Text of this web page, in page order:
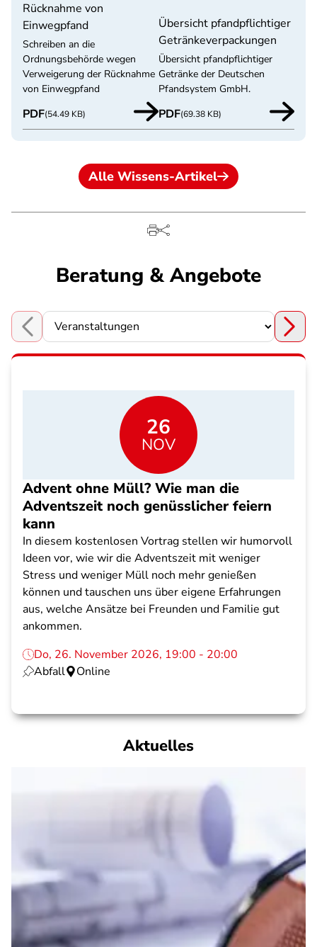
Rücknahme von
Einwegpfand
Schreiben an die
Ordnungsbehörde wegen
Verweigerung der Rücknahme
von Einwegpfand
PDF(54.49 KB)
Übersicht pfandpflichtiger
Getränkeverpackungen
Übersicht pfandpflichtiger
Getränke der Deutschen
Pfandsystem GmbH.
PDF(69.38 KB)
Alle Wissens-Artikel
Beratung & Angebote
Choose a section
26
NOV
Advent ohne Müll? Wie man die
Adventszeit noch genüsslicher feiern
kann
In diesem kostenlosen Vortrag stellen wir humorvoll
Ideen vor, wie wir die Adventszeit mit weniger
Stress und weniger Müll noch mehr genießen
können und tauschen uns über eigene Erfahrungen
aus, welche Ansätze bei Freunden und Familie gut
ankommen.
Do, 26. November 2026, 19:00 - 20:00
Abfall
Online
Aktuelles